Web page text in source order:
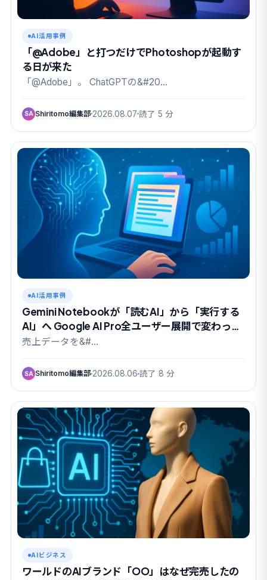
AI活用事例
「@Adobe」と打つだけでPhotoshopが起動す
る日が来た
「@Adobe」。 ChatGPTの&#20…
SA Shiritomo編集部 2026.08.07 読了 5 分
AI活用事例
Gemini Notebookが「読むAI」から「実行する
AI」へ Google AI Pro全ユーザー展開で変わった
こと
売上データを&#…
SA Shiritomo編集部 2026.08.06 読了 8 分
AIビジネス
ワールドのAIブランド「OO」はなぜ完売したの